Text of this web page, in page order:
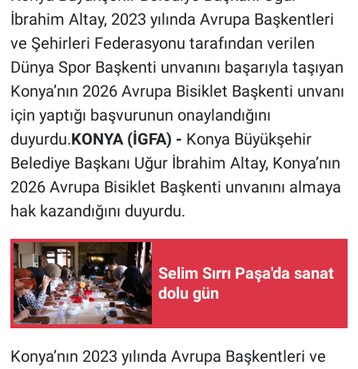
İbrahim Altay, 2023 yılında Avrupa Başkentleri
ve Şehirleri Federasyonu tarafından verilen
Dünya Spor Başkenti unvanını başarıyla taşıyan
Konya’nın 2026 Avrupa Bisiklet Başkenti unvanı
için yaptığı başvurunun onaylandığını
duyurdu.KONYA (İGFA) - Konya Büyükşehir
Belediye Başkanı Uğur İbrahim Altay, Konya’nın
2026 Avrupa Bisiklet Başkenti unvanını almaya
hak kazandığını duyurdu.
Selim Sırrı Paşa'da sanat
dolu gün
Konya’nın 2023 yılında Avrupa Başkentleri ve